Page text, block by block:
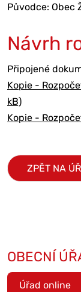
Původce: Obec
Návrh
Připojené
Kopie -
kB)
Kopie -
ZPĚT NA
OBECNÍ
Úřad online